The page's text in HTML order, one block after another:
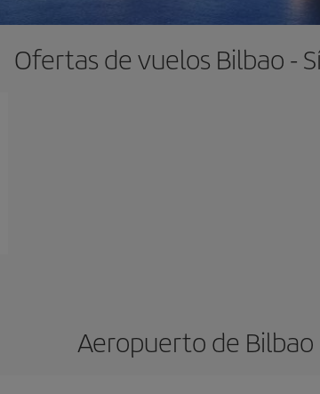
Ofertas de vuelos Bilbao -
Aeropuerto de Bilbao